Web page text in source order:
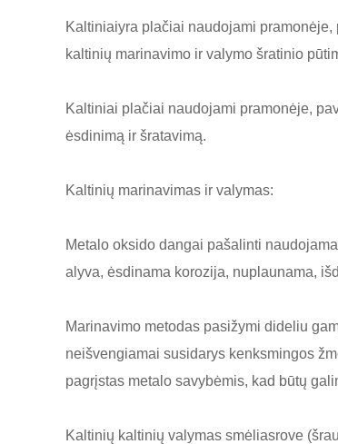
Kaltiniaiyra plačiai naudojami
kaltinių marinavimo ir valymo šratinio
Kaltiniai plačiai naudojami pramonėje,
ėsdinimą ir šratavimą.
Kaltinių marinavimas ir valymas:
Metalo oksido dangai pašalinti
alyva, ėsdinama korozija, nuplaunama,
Marinavimo metodas pasižymi dideliu
neišvengiamai susidarys kenksmingos
pagrįstas metalo savybėmis, kad būtų
Kaltinių kaltinių valymas smėliasrove